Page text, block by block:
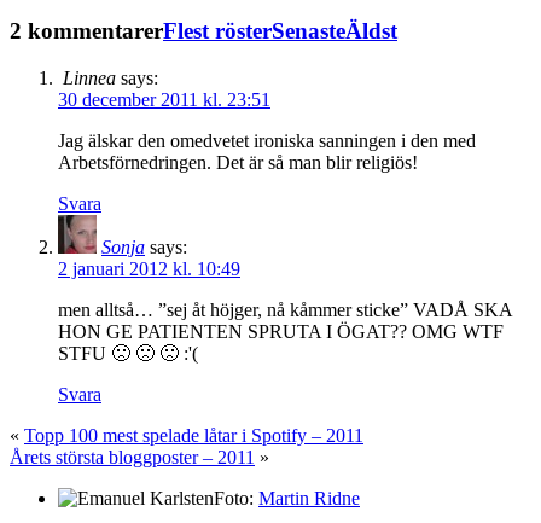
2 kommentarerFlest rösterSenasteÄldst
Linnea says:
30 december 2011 kl. 23:51
Jag älskar den omedvetet ironiska sanningen i den med
Arbetsförnedringen. Det är så man blir religiös!
Svara
Sonja says:
2 januari 2012 kl. 10:49
men alltså… ”sej åt höjger, nå kåmmer sticke” VADÅ SKA
HON GE PATIENTEN SPRUTA I ÖGAT?? OMG WTF
STFU 🙁 🙁 🙁 :'(
Svara
« Topp 100 mest spelade låtar i Spotify – 2011
Årets största bloggposter – 2011 »
Foto: Martin Ridne